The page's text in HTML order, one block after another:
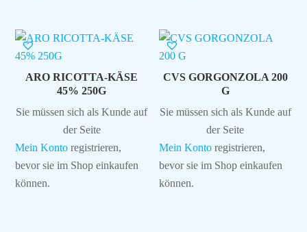
ARO RICOTTA-KÄSE
45% 250G
Sie müssen sich als Kunde auf
der Seite
Mein Konto registrieren,
bevor sie im Shop einkaufen
können.
CVS GORGONZOLA 200
G
Sie müssen sich als Kunde auf
der Seite
Mein Konto registrieren,
bevor sie im Shop einkaufen
können.